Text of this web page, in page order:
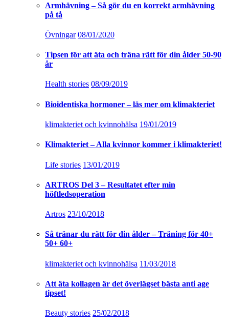
Armhävning – Så gör du en korrekt armhävning
på tå
Övningar 08/01/2020
Tipsen för att äta och träna rätt för din ålder 50-90
år
Health stories 08/09/2019
Bioidentiska hormoner – läs mer om klimakteriet
klimakteriet och kvinnohälsa 19/01/2019
Klimakteriet – Alla kvinnor kommer i klimakteriet!
Life stories 13/01/2019
ARTROS Del 3 – Resultatet efter min
höftledsoperation
Artros 23/10/2018
Så tränar du rätt för din ålder – Träning för 40+
50+ 60+
klimakteriet och kvinnohälsa 11/03/2018
Att äta kollagen är det överlägset bästa anti age
tipset!
Beauty stories 25/02/2018